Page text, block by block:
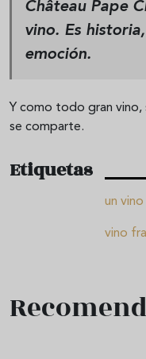
Château Pape
vino. Es
emoción.
Y como todo gran vino,
se comparte.
Etiquetas
un
vino